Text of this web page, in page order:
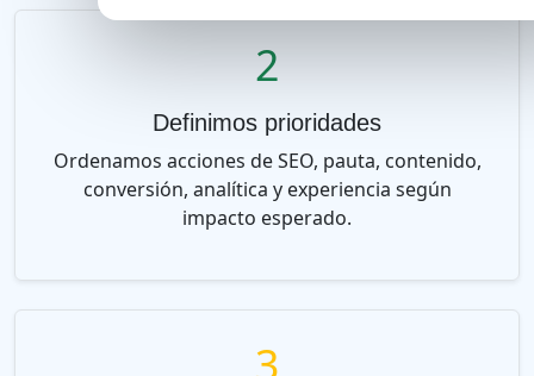
2
Definimos prioridades
Ordenamos acciones de SEO, pauta, contenido,
conversión, analítica y experiencia según
impacto esperado.
3